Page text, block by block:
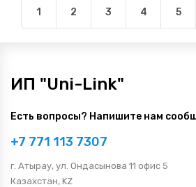
1 2 3 4 5
ИП "Uni-Link"
Есть вопросы? Напишите нам
+7 771 113 7307
г. Атырау, ул. Ондасынова 11 офис 5
Казахстан, KZ